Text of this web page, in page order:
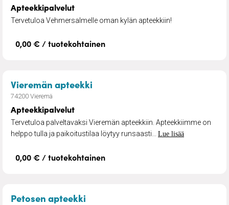
Apteekkipalvelut
Tervetuloa Vehmersalmelle oman kylän apteekkiin!
0,00 € / tuotekohtainen
Vieremän apteekki
74200 Vieremä
Apteekkipalvelut
Tervetuloa palveltavaksi Vieremän apteekkiin. Apteekkiimme on
helppo tulla ja paikoitustilaa löytyy runsaasti... Lue lisää
0,00 € / tuotekohtainen
Petosen apteekki